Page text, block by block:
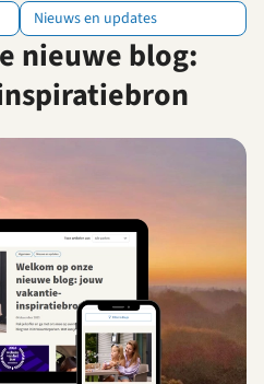
je:
Nieuws en updates
nieuwe blog: